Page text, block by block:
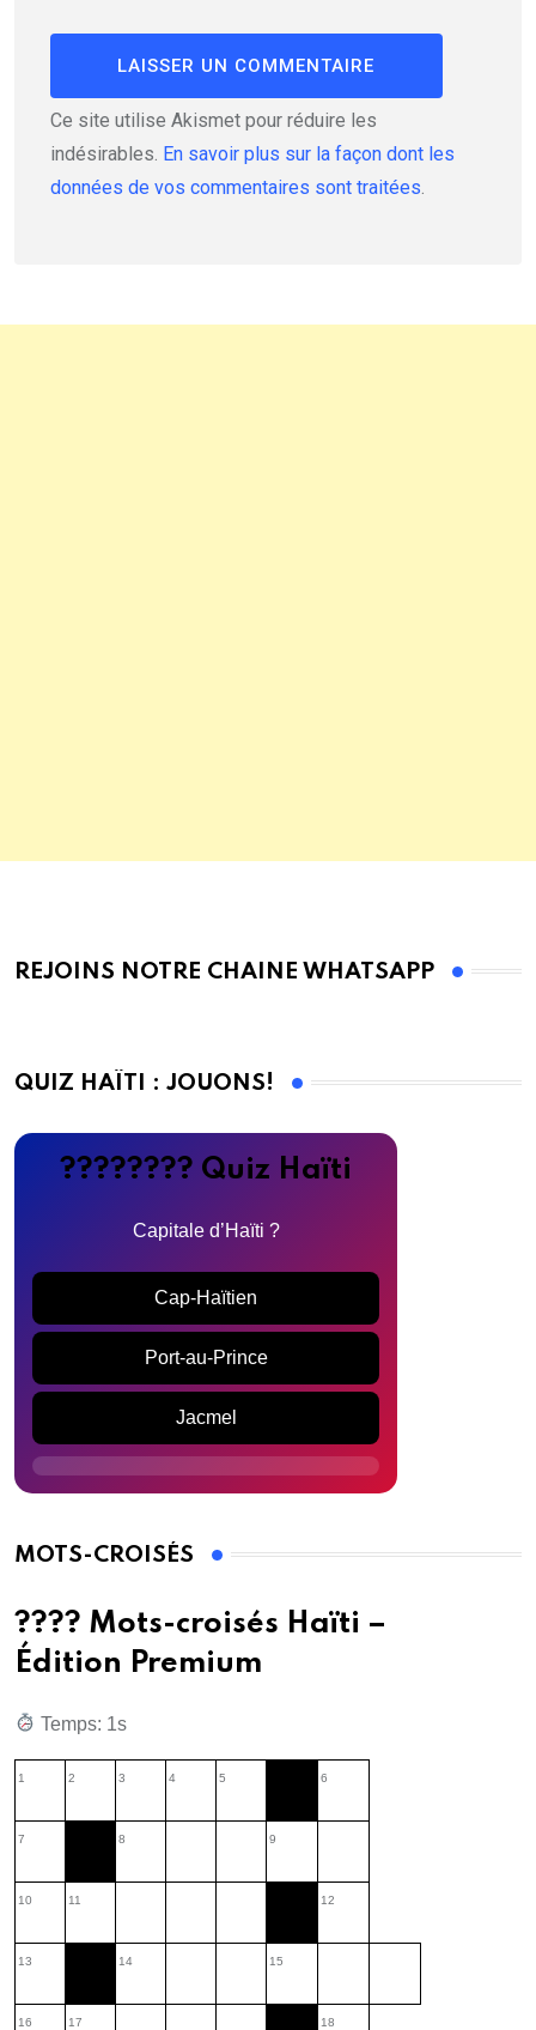
Ce site utilise Akismet pour réduire les
indésirables. En savoir plus sur la façon dont les
données de vos commentaires sont traitées
REJOINS NOTRE CHAINE WHATSAPP
QUIZ HAÏTI : JOUONS!
???????? Quiz Haïti
Capitale d’Haïti ?
Cap-Haïtien
Port-au-Prince
Jacmel
MOTS-CROISÉS
???? Mots-croisés Haïti –
Édition Premium
Temps: 2s
1 2 3 4 5 6
7 8 9
10 11 12
13 14 15
16 17 18